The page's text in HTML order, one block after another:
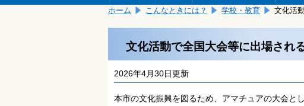
ホーム こんなときには？ 学校・教育 文化活
文化活動で全国大会等に出場され
2026年4月30日更新
本市の文化振興を図るため、アマチュアの大会と